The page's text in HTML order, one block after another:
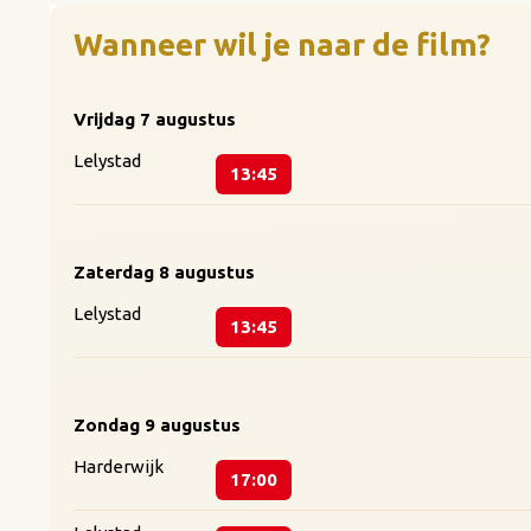
De gerenommeerde
Minions & Monsters wordt
Wanneer wil je naar de film?
Vrijdag 7 augustus
Lelystad
13:45
Zaterdag 8 augustus
Lelystad
13:45
Zondag 9 augustus
Harderwijk
17:00